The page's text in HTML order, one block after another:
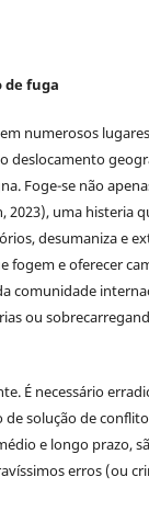
de fuga
numerosos
deslocamento
Foge-se não
uma histeria
desumaniza e
fogem e oferecer
comunidade
ou
É necessário
solução de
e longo prazo,
erros (ou